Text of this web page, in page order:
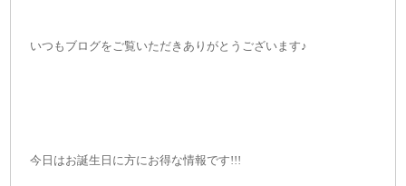
いつもブログをご覧いただきありがとうございます♪
今日はお誕生日に方にお得な情報です!!!